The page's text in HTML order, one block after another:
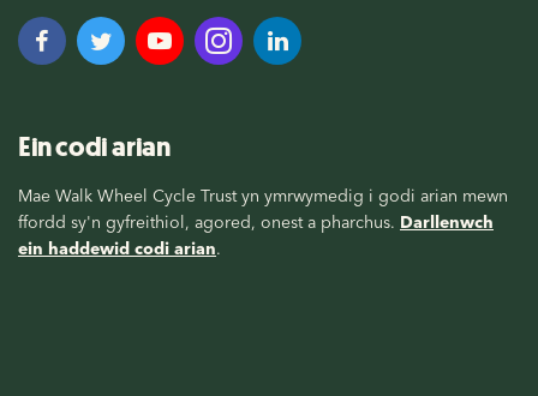
Ein codi arian
Mae Walk Wheel Cycle Trust yn ymrwymedig i godi arian mewn
ffordd sy'n gyfreithiol, agored, onest a pharchus. Darllenwch
ein haddewid codi arian.